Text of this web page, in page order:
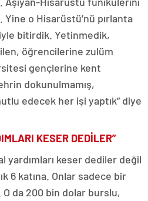
o Hisarüstü’nü pırlanta
bitirdik. Yetinmedik,
öğrencilerine zulüm
gençlerine kent
dokunulmamış,
edecek her işi yaptık” diye
KESER DEDİLER”
yardımları keser dediler değil
6 katına. Onlar sadece bir
da 200 bin dolar burslu,